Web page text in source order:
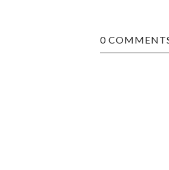
0